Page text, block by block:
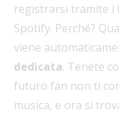
registrarsi tramite i
Spotify. Perché?
viene
dedicata. Tenete
futuro fan non ti
musica, e ora si